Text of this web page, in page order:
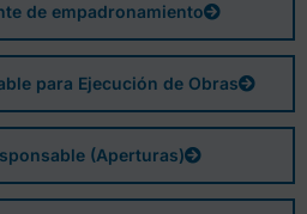
de empadronamiento
para Ejecución de Obras
(Aperturas)